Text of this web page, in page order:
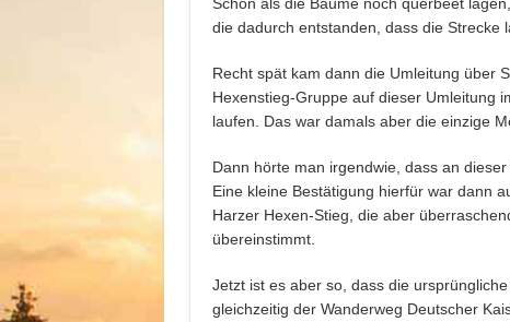
die dadurch entstanden, dass die Strecke
Recht spät kam dann die Umleitung über
Hexenstieg-Gruppe auf dieser Umleitung
laufen. Das war damals aber die einzige
Dann hörte man irgendwie, dass an
Eine kleine Bestätigung hierfür war dann
Harzer Hexen-Stieg, die aber
übereinstimmt.
Jetzt ist es aber so, dass die
gleichzeitig der Wanderweg Deutscher